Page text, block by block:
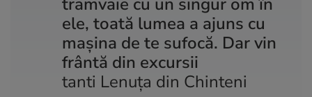
ele, toată lumea a ajuns cu
mașina de te sufocă. Dar vin
frântă din excursii
tanti Lenuța din Chinteni